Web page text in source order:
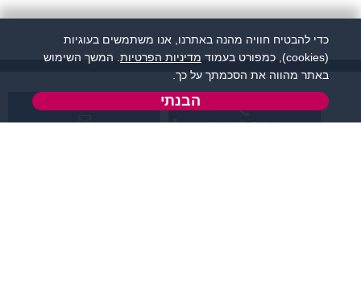
שירות לקוחות:
כדי להבטיח חוויה מהנה באתרנו, אנו משתמשים בעוגיות
(cookies), כמפורט בעמוד
מדיניות הפרטיות . המשך השימוש
באתר מהווה את הסכמתך על כך.
הבנתי